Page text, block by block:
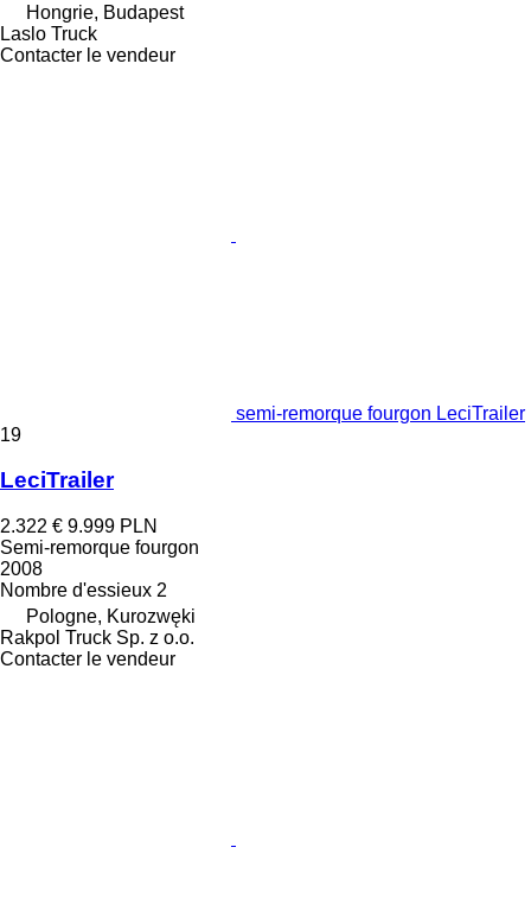
Hongrie, Budapest
Laslo Truck
Contacter le vendeur
semi-remorque fourgon LeciTrailer
19
LeciTrailer
2.322 € 9.999 PLN
Semi-remorque fourgon
2008
Nombre d'essieux 2
Pologne, Kurozwęki
Rakpol Truck Sp. z o.o.
Contacter le vendeur